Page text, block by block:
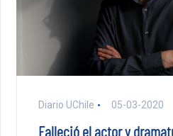
Diario UChile 05-03-2020
Falleció el actor y